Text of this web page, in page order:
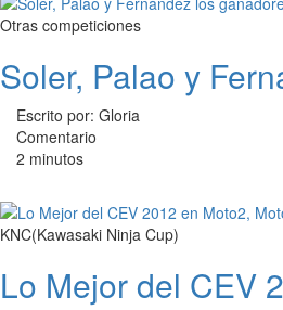
Otras competiciones
Soler, Palao y
Escrito por: Gloria
Comentario
2 minutos
KNC(Kawasaki Ninja Cup)
Lo Mejor del CEV